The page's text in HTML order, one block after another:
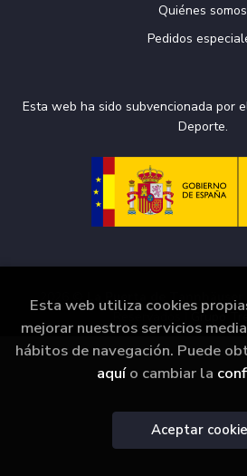
Quiénes somos
Pedidos
Esta web ha sido subvencionada por
Deporte.
2026 © La Puerta de Tannhäuser
Grupo
Esta web utiliza cookies
mejorar nuestros servicios
hábitos de navegación. Puede
aquío cambiar la
Aceptar